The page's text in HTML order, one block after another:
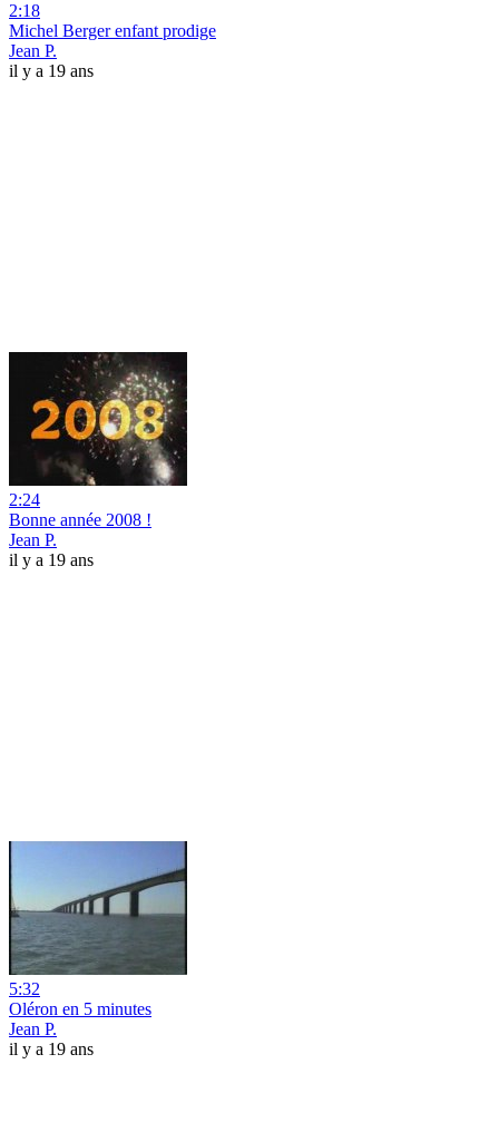
2:18
Michel Berger enfant prodige
Jean P.
il y a 19 ans
2:24
Bonne année 2008 !
Jean P.
il y a 19 ans
5:32
Oléron en 5 minutes
Jean P.
il y a 19 ans